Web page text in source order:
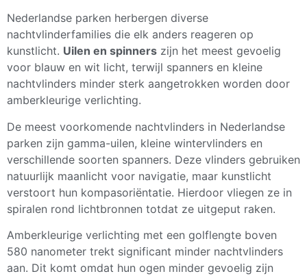
Nederlandse parken herbergen diverse
nachtvlinderfamilies die elk anders reageren op
kunstlicht. Uilen en spinners zijn het meest gevoelig
voor blauw en wit licht, terwijl spanners en kleine
nachtvlinders minder sterk aangetrokken worden door
amberkleurige verlichting.
De meest voorkomende nachtvlinders in Nederlandse
parken zijn gamma-uilen, kleine wintervlinders en
verschillende soorten spanners. Deze vlinders gebruiken
natuurlijk maanlicht voor navigatie, maar kunstlicht
verstoort hun kompasoriëntatie. Hierdoor vliegen ze in
spiralen rond lichtbronnen totdat ze uitgeput raken.
Amberkleurige verlichting met een golflengte boven
580 nanometer trekt significant minder nachtvlinders
aan. Dit komt omdat hun ogen minder gevoelig zijn